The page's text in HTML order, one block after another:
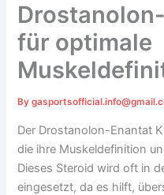
für optimale
By
Der Drostanolon-Enantat
die ihre Muskeldefinition
Dieses Steroid wird oft in
eingesetzt, da es hilft,